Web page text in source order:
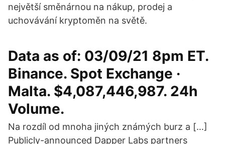
největší směnárnou na nákup, prodej a
uchovávání kryptoměn na světě.
Data as of: 03/09/21 8pm ET.
Binance. Spot Exchange ·
Malta. $4,087,446,987. 24h
Volume.
Na rozdíl od mnoha jiných známých burz a […]
Publicly-announced Dapper Labs partners